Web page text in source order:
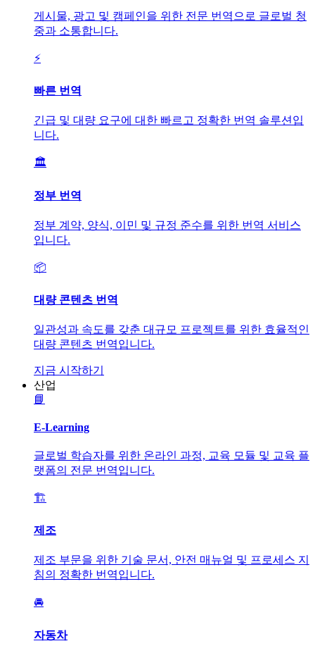
게시물, 광고 및 캠페인을 위한 전문 번역으로 글로벌 청
중과 소통합니다.
⚡
빠른 번역
긴급 및 대량 요구에 대한 빠르고 정확한 번역 솔루션입
니다.
🏛️
정부 번역
정부 계약, 양식, 이민 및 규정 준수를 위한 번역 서비스
입니다.
📦
대량 콘텐츠 번역
일관성과 속도를 갖춘 대규모 프로젝트를 위한 효율적인
대량 콘텐츠 번역입니다.
지금 시작하기
산업
📘
E-Learning
글로벌 학습자를 위한 온라인 과정, 교육 모듈 및 교육 플
랫폼의 전문 번역입니다.
🏗️
제조
제조 부문을 위한 기술 문서, 안전 매뉴얼 및 프로세스 지
침의 정확한 번역입니다.
🚘
자동차